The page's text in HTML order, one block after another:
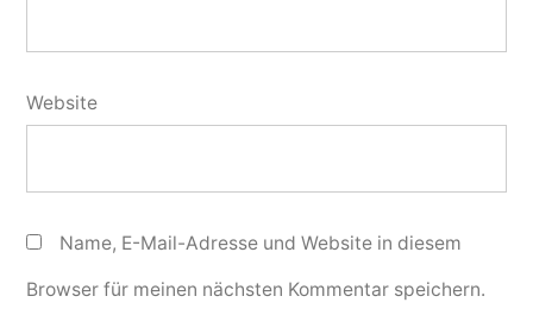
Website
Name, E-Mail-Adresse und Website in diesem
Browser für meinen nächsten Kommentar speichern.